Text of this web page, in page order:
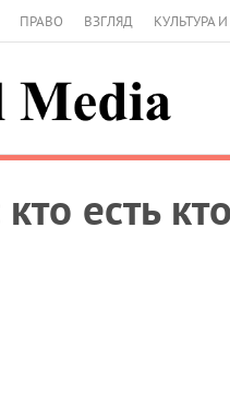
ПРАВО ВЗГЛЯД КУЛЬТУРА
есть